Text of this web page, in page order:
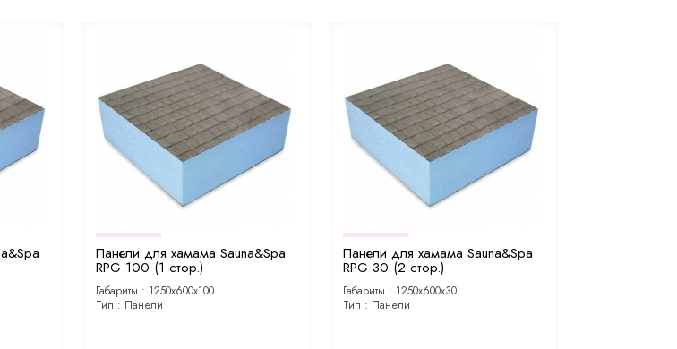
Панели для хамама Sauna&Spa
RPG 100 (1 стор.)
Габариты : 1250х600х100
Тип : Панели
Панели для хамама Sauna&Spa
RPG 30 (2 стор.)
Габариты : 1250х600х30
Тип : Панели